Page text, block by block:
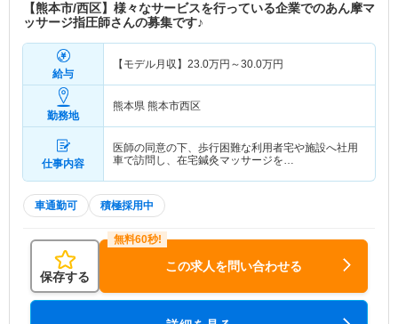
【熊本市/西区】様々なサービスを行っている企業でのあん摩マ
ッサージ指圧師さんの募集です♪
給与
【モデル月収】 23.0万円～30.0万円
勤務地
熊本県 熊本市西区
仕事内容
医師の同意の下、歩行困難な利用者宅や施設へ社用
車で訪問し、在宅鍼灸マッサージを…
車通勤可 積極採用中
保存する
この求人を問い合わせる